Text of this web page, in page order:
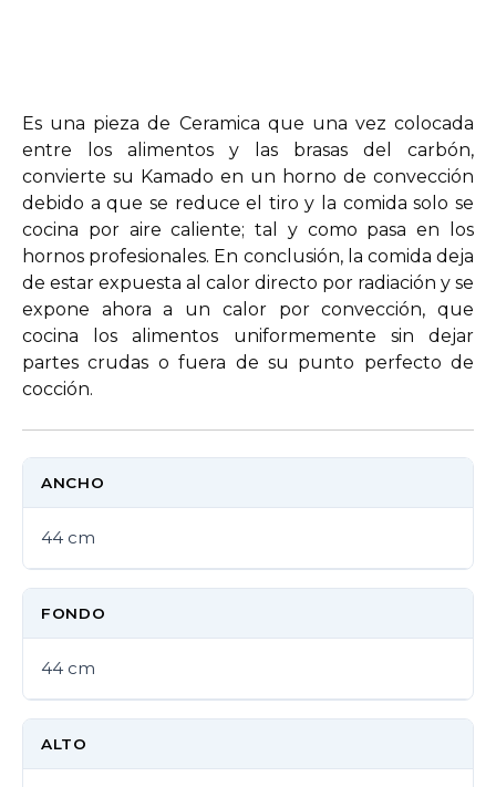
Es una pieza de Ceramica que una vez colocada
entre los alimentos y las brasas del carbón,
convierte su Kamado en un horno de convección
debido a que se reduce el tiro y la comida solo se
cocina por aire caliente; tal y como pasa en los
hornos profesionales. En conclusión, la comida deja
de estar expuesta al calor directo por radiación y se
expone ahora a un calor por convección, que
cocina los alimentos uniformemente sin dejar
partes crudas o fuera de su punto perfecto de
cocción.
ANCHO
44 cm
FONDO
44 cm
ALTO